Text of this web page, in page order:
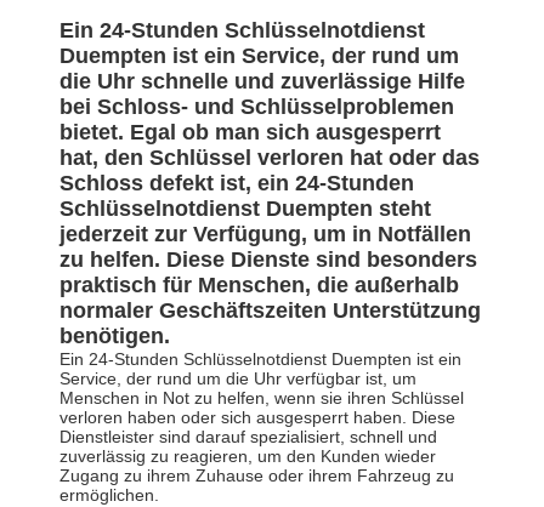
Ein 24-Stunden Schlüsselnotdienst
Duempten ist ein Service, der rund um
die Uhr schnelle und zuverlässige Hilfe
bei Schloss- und Schlüsselproblemen
bietet. Egal ob man sich ausgesperrt
hat, den Schlüssel verloren hat oder das
Schloss defekt ist, ein 24-Stunden
Schlüsselnotdienst Duempten steht
jederzeit zur Verfügung, um in Notfällen
zu helfen. Diese Dienste sind besonders
praktisch für Menschen, die außerhalb
normaler Geschäftszeiten Unterstützung
benötigen.
Ein 24-Stunden Schlüsselnotdienst Duempten ist ein
Service, der rund um die Uhr verfügbar ist, um
Menschen in Not zu helfen, wenn sie ihren Schlüssel
verloren haben oder sich ausgesperrt haben. Diese
Dienstleister sind darauf spezialisiert, schnell und
zuverlässig zu reagieren, um den Kunden wieder
Zugang zu ihrem Zuhause oder ihrem Fahrzeug zu
ermöglichen.